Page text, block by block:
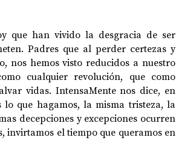
que han vivido la desgracia de ser
Padres que al perder certezas y
nos hemos visto reducidos a nuestro
cualquier revolución, que como
vidas. IntensaMente nos dice, en
que hagamos, la misma tristeza, la
decepciones y excepciones ocurren
invirtamos el tiempo que queramos en